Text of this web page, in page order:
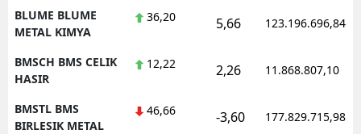
BLUME BLUME
METAL KIMYA
36,20 5,66 123.196.696,84
BMSCH BMS CELIK
HASIR
12,22 2,26 11.868.807,10
BMSTL BMS
BIRLESIK METAL
46,66 -3,60 177.829.715,98